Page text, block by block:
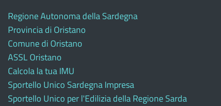
Regione Autonoma della Sardegna
Provincia di Oristano
Comune di Oristano
ASSL Oristano
Calcola la tua IMU
Sportello Unico Sardegna Impresa
Sportello Unico per l'Edilizia della Regione Sarda